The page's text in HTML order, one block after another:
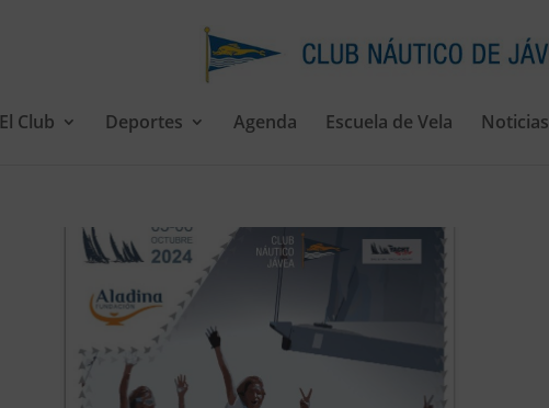
El Club Deportes Agenda Escuela de Vela Noticias